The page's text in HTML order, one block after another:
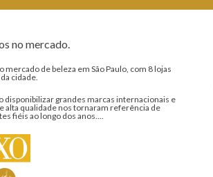
no mercado.
mercado de beleza em São Paulo, com 8 lojas
cidade.
disponibilizar grandes marcas internacionais e
alta qualidade nos tornaram referência de
fiéis ao longo dos anos....